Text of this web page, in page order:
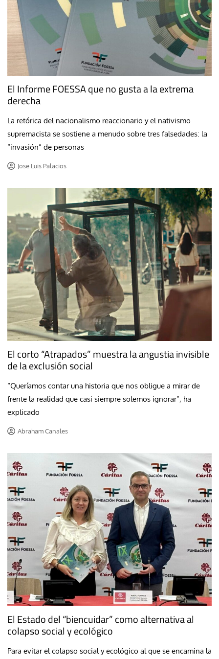
El Informe FOESSA que no gusta a la extrema
derecha
La retórica del nacionalismo reaccionario y el nativismo
supremacista se sostiene a menudo sobre tres falsedades: la
“invasión” de personas
Jose Luis Palacios
El corto “Atrapados” muestra la angustia invisible
de la exclusión social
“Queríamos contar una historia que nos obligue a mirar de
frente la realidad que casi siempre solemos ignorar”, ha
explicado
Abraham Canales
El Estado del “biencuidar” como alternativa al
colapso social y ecológico
Para evitar el colapso social y ecológico al que se encamina la